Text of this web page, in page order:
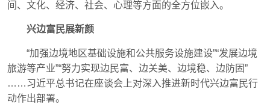
间、文化、经济、社会、心理等方面的全方位嵌入。
兴边富民展新颜
“加强边境地区基础设施和公共服务设施建设”“发展边境
旅游等产业”“努力实现边民富、边关美、边境稳、边防固”
……习近平总书记在座谈会上对深入推进新时代兴边富民行
动作出部署。